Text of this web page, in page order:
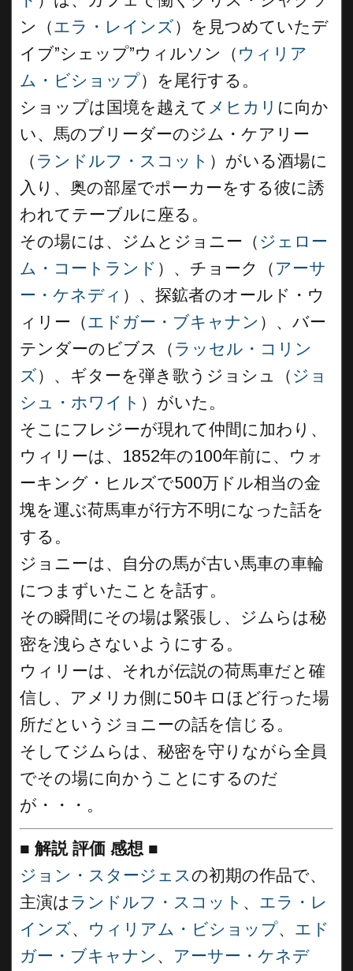
ン（エラ・レインズ）を見つめていたデ
イブ”シェップ”ウィルソン（ ウィリア
ム・ビショップ）を尾行する。
ショップは国境を越えて メヒカリ に向か
い、馬のブリーダーのジム・ケアリー
（ ランドルフ・スコット ）がいる酒場に
入り、奥の部屋でポーカーをする彼に誘
われてテーブルに座る。
その場には、ジムとジョニー（ ジェロー
ム・コートランド ）、チョーク（ アーサ
ー・ケネディ ）、探鉱者のオールド・ウ
ィリー（エドガー・ブキャナン ）、バー
テンダーのビブス（ ラッセル・コリン
ズ）、ギターを弾き歌うジョシュ（ ジョ
シュ・ホワイト ）がいた。
そこにフレジーが現れて仲間に加わり、
ウィリーは、1852年の100年前に、ウォ
ーキング・ヒルズで500万ドル相当の金
塊を運ぶ荷馬車が行方不明になった話を
する。
ジョニーは、自分の馬が古い馬車の車輪
につまずいたことを話す。
その瞬間にその場は緊張し、ジムらは秘
密を洩らさないようにする。
ウィリーは、それが伝説の荷馬車だと確
信し、アメリカ側に50キロほど行った場
所だというジョニーの話を信じる。
そしてジムらは、秘密を守りながら全員
でその場に向かうことにするのだ
が・・・。
■ 解説 評価 感想 ■
ジョン・スタージェスの初期の作品で、
主演はランドルフ・スコット 、 エラ・レ
インズ、 ウィリアム・ビショップ、 エド
ガー・ブキャナン 、 アーサー・ケネデ